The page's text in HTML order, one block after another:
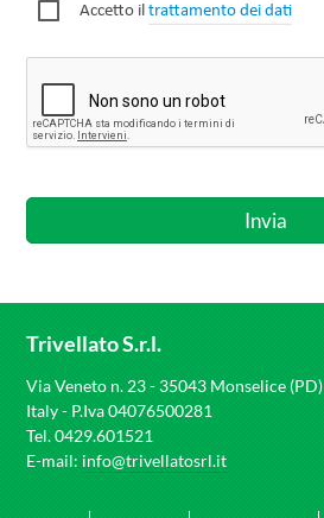
Accetto iltrattamento dei dati
Trivellato S.r.l.
Via Veneto n. 23 - 35043 Monselice (PD)
Italy - P.Iva 04076500281
Tel. 0429.601521
E-mail: info@trivellatosrl.it